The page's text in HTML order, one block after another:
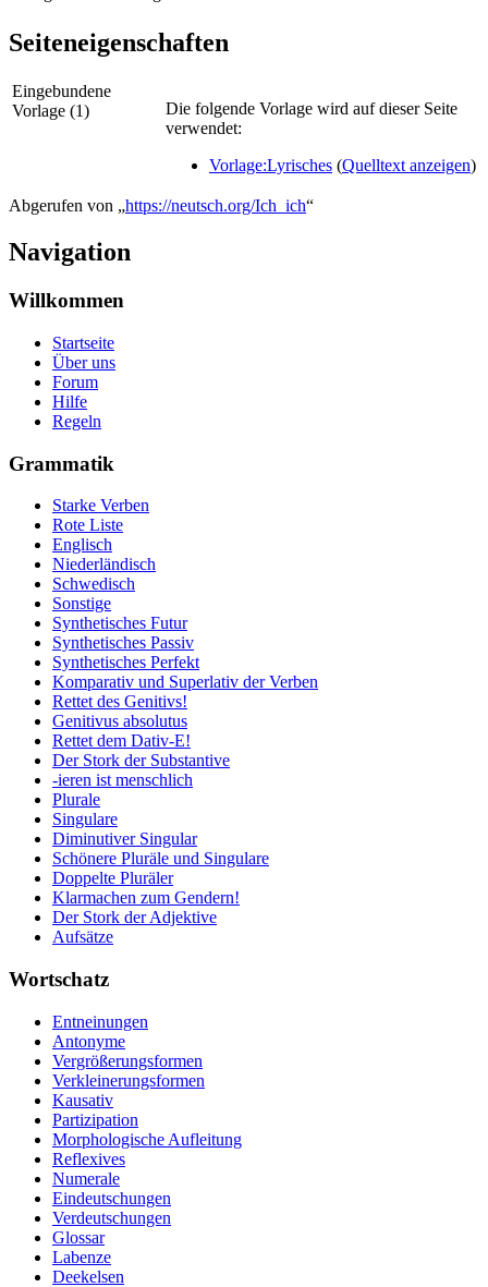
Seiteneigenschaften
Eingebundene
Vorlage (1)
Die folgende Vorlage wird auf dieser Seite
verwendet:
Vorlage:Lyrisches (Quelltext anzeigen)
Abgerufen von „https://neutsch.org/Ich_ich“
Navigation
Willkommen
Startseite
Über uns
Forum
Hilfe
Regeln
Grammatik
Starke Verben
Rote Liste
Englisch
Niederländisch
Schwedisch
Sonstige
Synthetisches Futur
Synthetisches Passiv
Synthetisches Perfekt
Komparativ und Superlativ der Verben
Rettet des Genitivs!
Genitivus absolutus
Rettet dem Dativ-E!
Der Stork der Substantive
-ieren ist menschlich
Plurale
Singulare
Diminutiver Singular
Schönere Pluräle und Singulare
Doppelte Pluräler
Klarmachen zum Gendern!
Der Stork der Adjektive
Aufsätze
Wortschatz
Entneinungen
Antonyme
Vergrößerungsformen
Verkleinerungsformen
Kausativ
Partizipation
Morphologische Aufleitung
Reflexives
Numerale
Eindeutschungen
Verdeutschungen
Glossar
Labenze
Deekelsen